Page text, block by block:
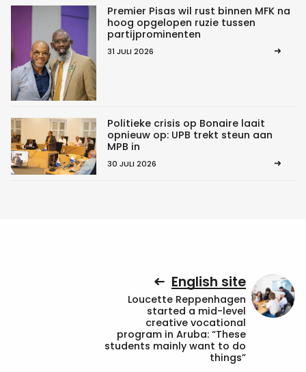
Premier Pisas wil rust binnen MFK na
hoog opgelopen ruzie tussen
partijprominenten
31 JULI 2026
Politieke crisis op Bonaire laait
opnieuw op: UPB trekt steun aan
MPB in
30 JULI 2026
English site
Loucette Reppenhagen
started a mid-level
creative vocational
program in Aruba: “These
students mainly want to do
things”